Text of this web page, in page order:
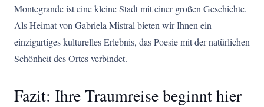
Montegrande ist eine kleine Stadt mit einer großen Geschichte.
Als Heimat von Gabriela Mistral bieten wir Ihnen ein
einzigartiges kulturelles Erlebnis, das Poesie mit der natürlichen
Schönheit des Ortes verbindet.
Fazit: Ihre Traumreise beginnt hier